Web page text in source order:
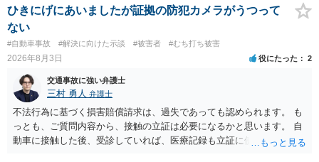
は、弁護士が介入することにより増額を検討できる場合がありますの
で、以下の資料・情報を準備した上で、弁護士に個別に相談すること
をお勧めいたします。 ・相手方保険会社から届いている示談金額の提
示書類 ・叔母様の診断名、けがの内容 ・治療開始日及び治療終了日
・入院の有無、通院回数 ・現在も症状が残っているか ・叔母様ご本人
やご家族等が加入している保険に、今回の事故で利用できる弁護士費
用特約が付帯しているか なお、被害者は叔母様ご本人となりますの
で、弁護士が受任する場合には、叔母様ご本人の依頼意思等を確認す
る必要があります。日本語での十分な意思疎通が難しいとのことです
ので、そのあたりのご事情も踏まえて、依頼意思の確認方法等を検討
ひきにげにあいましたが証拠の防犯カメラがうつって
ない
#自動車事故 #解決に向けた示談 #被害者 #むち打ち被害
2026年8月3日 役にたった 2
交通事故に強い弁護士
三村 勇人 弁護士
不法行為に基づく損害賠償請求は、過失であっても認められます。 も
っとも、ご質問内容から、接触の立証は必要になるかと思います。 自
動車に接触した後、受診していれば、医療記録も立証に使えるかと思